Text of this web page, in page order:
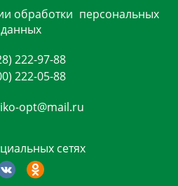
обработки персональных
данных
сетях
222-97-88
222-05-88
opt@mail.ru